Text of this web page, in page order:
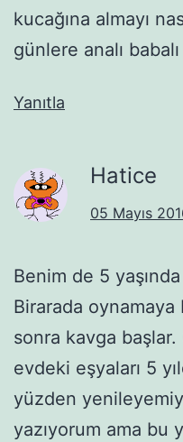
kucağına almayı
günlere analı
Yanıtla
Hatice
05 Mayıs
Benim de 5
Birarada
sonra kavga
evdeki eşyaları 5
yüzden
yazıyorum ama bu